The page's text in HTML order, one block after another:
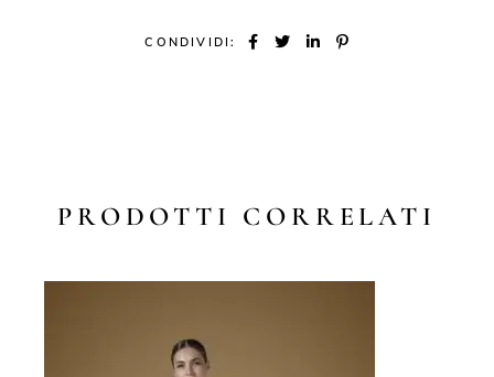
CONDIVIDI:
PRODOTTI CORRELATI